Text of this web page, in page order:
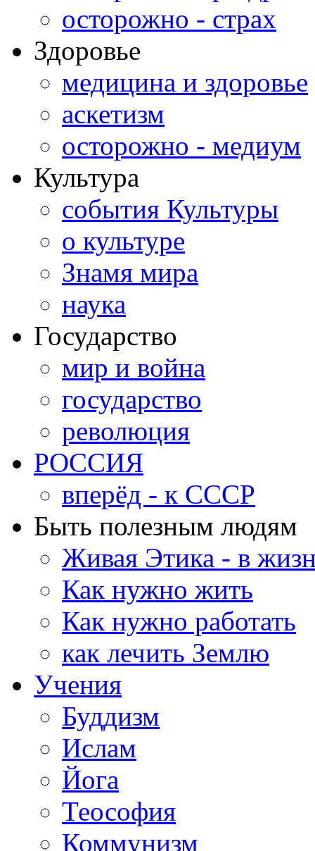
осторожно - страх
Здоровье
медицина и здоровье
аскетизм
осторожно - медиум
Культура
события Культуры
о культуре
Знамя мира
наука
Государство
мир и война
государство
революция
РОССИЯ
вперёд - к СССР
Быть полезным людям
Живая Этика - в
Как нужно жить
Как нужно работать
как лечить Землю
Учения
Буддизм
Ислам
Йога
Теософия
Коммунизм